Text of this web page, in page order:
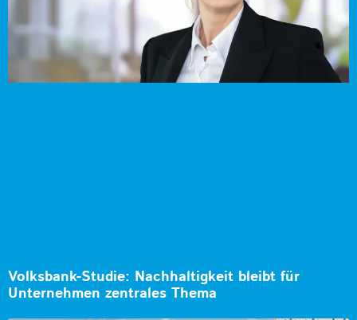
Volksbank-Studie: Nachhaltigkeit bleibt für
Unternehmen zentrales Thema